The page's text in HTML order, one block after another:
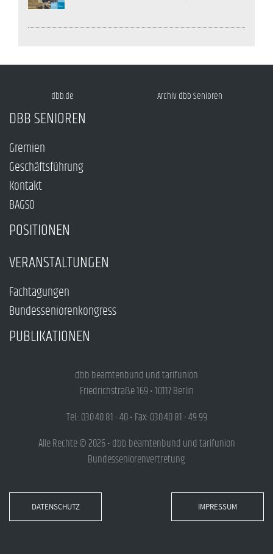
dbb.de Archiv dbb Senioren
DBB SENIOREN
Gremien
Geschäftsführung
Kontakt
BAGSO
POSITIONEN
VERANSTALTUNGEN
Fachtagungen
Bundesseniorenkongress
PUBLIKATIONEN
dbb beamtenbund und tarifunion
Friedrichstraße 169 • 10117 Berlin
Tel.: 030.40 81 - 40 • Fax: 030.40 81 - 49 99
Alle Rechte © 2026 • dbb beamtenbund und tarifunion
Bundesseniorenvertretung
DATENSCHUTZ IMPRESSUM